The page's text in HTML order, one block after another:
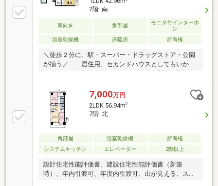
2階 南
南向き 角部屋
モニタ付インターホ
ン
浴室乾燥機
床暖房 所有権
＼徒歩２分に、駅・スーパー・ドラッグストア・公園
が揃う／ 居住用、セカンドハウスとしてもいかが
都駅まで、２駅５分！●五山の送り火が一望できる屋
上テラス●スーパーマツモト直結でカート置場有●床暖
房・浴室暖房乾燥・ミストサウナ付●ペット飼育可
（規定有）≪ホテルライクな共用部空間≫●屋上テラ
ス●ゲストルーム●グランドラウンジ●ワーキングラウ
ンジ●宅配ボックス●オートロック■ご内覧可能です！
是非一度現地の様子や、充実した設備を ご確認くだ
さい☆資料のみの請求もＯＫです！
7,000万円
2LDK 56.94m2
7階 北
角部屋 浴室乾燥機
所有権
システムキッチン
エレベーター 2階以上
設計住宅性能評価書、建設住宅性能評価書（新築
時）、年内引渡可、年度内引渡可、山が見える、スー